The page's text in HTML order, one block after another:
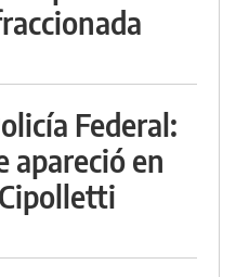
Federal:
apareció en